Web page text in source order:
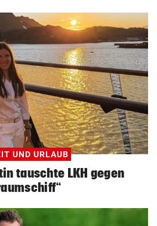
UND URLAUB
tauschte LKH gegen